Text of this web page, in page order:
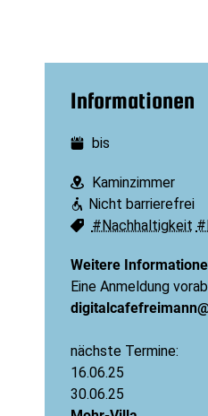
Informationen
Datum:
bis
Ort:
Kaminzimmer
Barrierefreiheit:
Nicht barrierefrei
Schlagworte:
#Nachhaltigkeit
Weitere
Eine Anmeldung
nächste Termine:
16.06.25
30.06.25